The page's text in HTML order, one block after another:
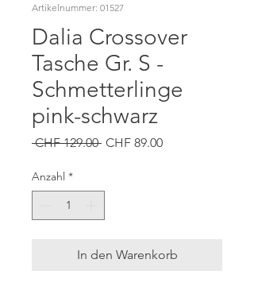
Artikelnummer: 01527
Dalia Crossover
Tasche Gr. S -
Schmetterlinge
pink-schwarz
CHF 129.00 Standardpreis
CHF 89.00Sale-
Anzahl *
In den Warenkorb